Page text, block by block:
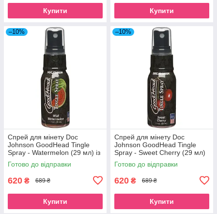
Купити Купити
–10%
Спрей для мінету Doc
Johnson GoodHead Tingle
Spray - Watermelon (29 мл) із
стимулювальним ефектом
SO3493
Готово до відправки
620 ₴ 689 ₴
Купити
–10%
Спрей для мінету Doc
Johnson GoodHead Tingle
Spray - Sweet Cherry (29 мл)
із стимулювальним ефектом
SO3494
Готово до відправки
620 ₴ 689 ₴
Купити